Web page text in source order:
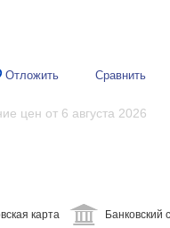
Отложить Сравнить
цен от 6 августа 2026
карта Банковский